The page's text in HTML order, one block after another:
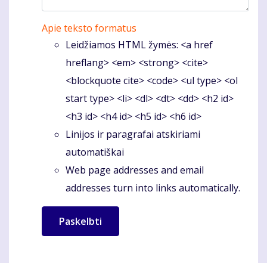
Apie teksto formatus
Leidžiamos HTML žymės: <a href
hreflang> <em> <strong> <cite>
<blockquote cite> <code> <ul type> <ol
start type> <li> <dl> <dt> <dd> <h2 id>
<h3 id> <h4 id> <h5 id> <h6 id>
Linijos ir paragrafai atskiriami
automatiškai
Web page addresses and email
addresses turn into links automatically.